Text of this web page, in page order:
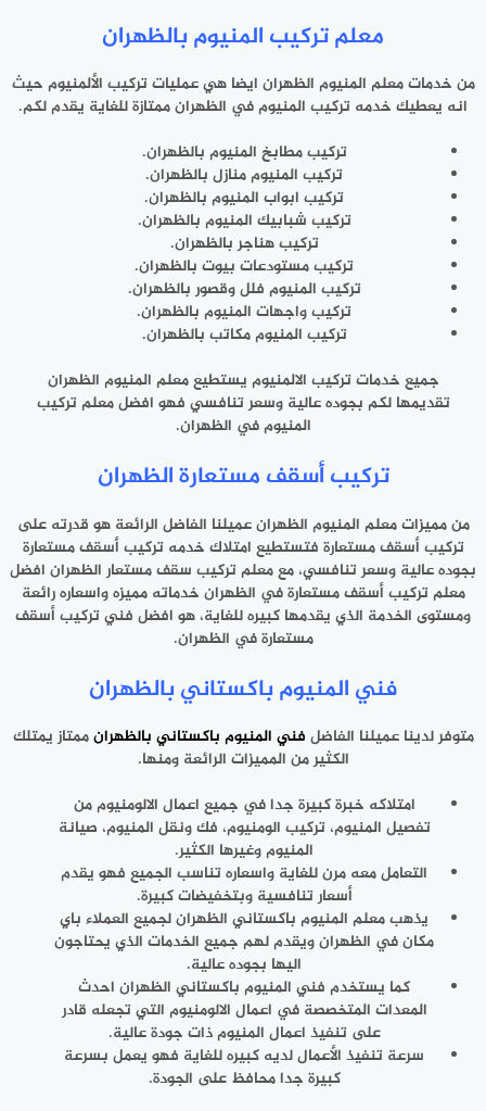
معلم تركيب المنيوم بالظهران
من خدمات معلم المنيوم الظهران ايضا هي عمليات تركيب الألمنيوم حيث
انه يعطيك خدمه تركيب المنيوم في الظهران ممتازة للغاية يقدم لكم.
تركيب مطابخ المنيوم بالظهران.
تركيب المنيوم منازل بالظهران.
تركيب ابواب المنيوم بالظهران.
تركيب شبابيك المنيوم بالظهران.
تركيب هناجر بالظهران.
تركيب مستودعات بيوت بالظهران.
تركيب المنيوم فلل وقصور بالظهران.
تركيب واجهات المنيوم بالظهران.
تركيب المنيوم مكاتب بالظهران.
جميع خدمات تركيب الالمنيوم يستطيع معلم المنيوم الظهران
تقديمها لكم بجوده عالية وسعر تنافسي فهو افضل معلم تركيب
المنيوم في الظهران.
تركيب أسقف مستعارة الظهران
من مميزات معلم المنيوم الظهران عميلنا الفاضل الرائعة هو قدرته على
تركيب أسقف مستعارة فتستطيع امتلاك خدمه تركيب أسقف مستعارة
بجوده عالية وسعر تنافسي، مع معلم تركيب سقف مستعار الظهران افضل
معلم تركيب أسقف مستعارة في الظهران خدماته مميزه واسعاره رائعة
ومستوى الخدمة الذي يقدمها كبيره للغاية، هو افضل فني تركيب أسقف
مستعارة في الظهران.
فني المنيوم باكستاني بالظهران
متوفر لدينا عميلنا الفاضل فني المنيوم باكستاني بالظهرانممتاز يمتلك
الكثير من المميزات الرائعة ومنها.
امتلاكه خبرة كبيرة جدا في جميع اعمال الالومنيوم من
تفصيل المنيوم، تركيب الومنيوم، فك ونقل المنيوم، صيانة
المنيوم وغيرها الكثير.
التعامل معه مرن للغاية واسعاره تناسب الجميع فهو يقدم
أسعار تنافسية وبتخفيضات كبيرة.
يذهب معلم المنيوم باكستاني الظهران لجميع العملاء باي
مكان في الظهران ويقدم لهم جميع الخدمات الذي يحتاجون
اليها بجوده عالية.
كما يستخدم فني المنيوم باكستاني الظهران احدث
المعدات المتخصصة في اعمال الالومنيوم التي تجعله قادر
على تنفيذ اعمال المنيوم ذات جودة عالية.
سرعة تنفيذ الأعمال لديه كبيره للغاية فهو يعمل بسرعة
كبيرة جدا محافظ على الجودة.